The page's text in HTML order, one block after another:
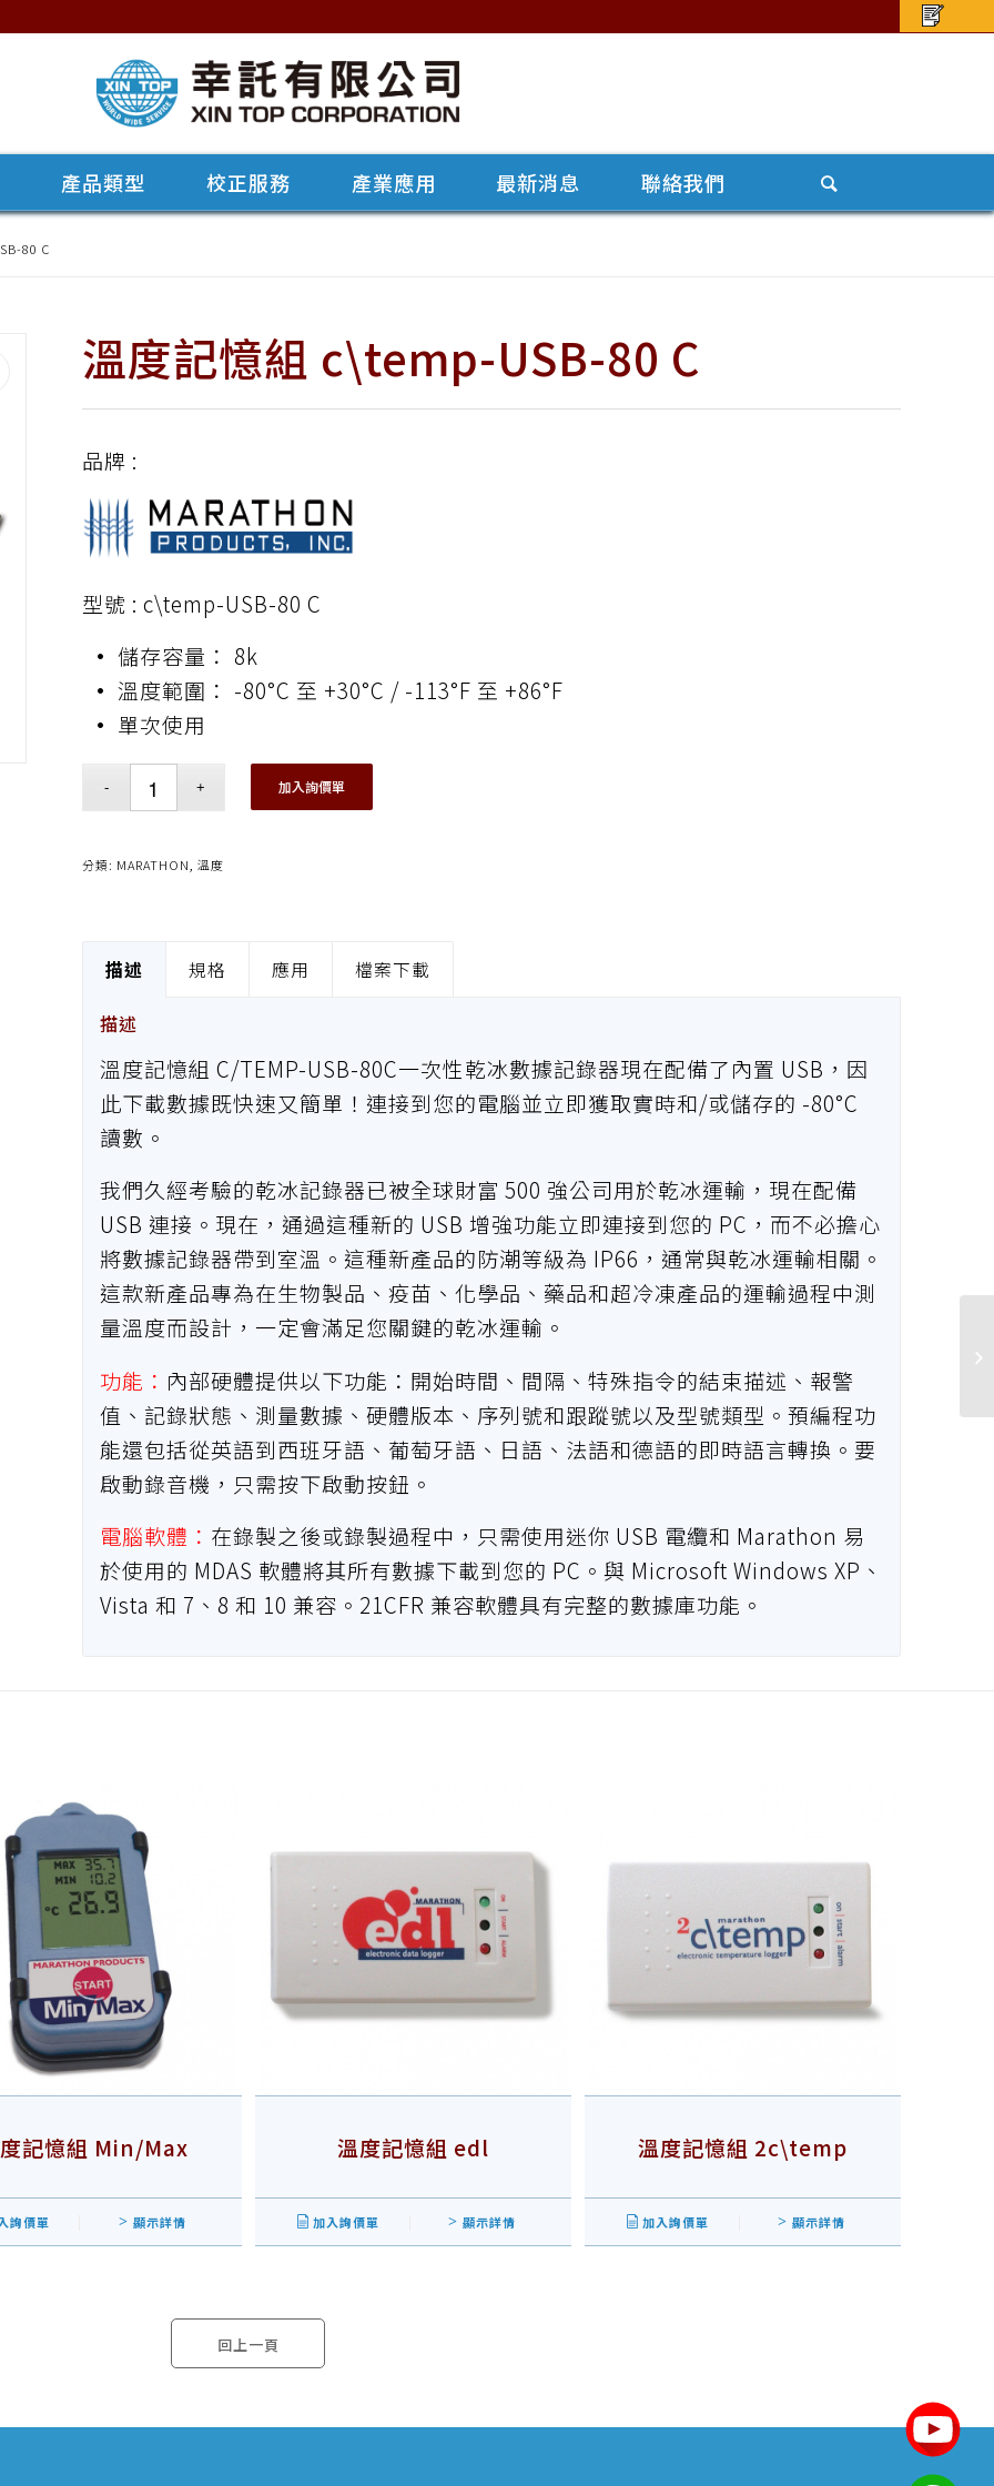
產品類型 校正服務 產業應用 最新消息 聯絡我們
80 C
溫度記憶組 c\temp-USB-80 C
品牌 :
型號 : c\temp-USB-80 C
• 儲存容量： 8k
• 溫度範圍： -80°C 至 +30°C / -113°F 至 +86°F
• 單次使用
加入詢價單
分類: MARATHON 溫度
描述 規格 應用 檔案下載
描述
溫度記憶組 C/TEMP-USB-80C一次性乾冰數據記錄器現在配備了內置 USB，因
此下載數據既快速又簡單！連接到您的電腦並立即獲取實時和/或儲存的 -80°C
讀數。
我們久經考驗的乾冰記錄器已被全球財富 500 強公司用於乾冰運輸，現在配備
USB 連接。現在，通過這種新的 USB 增強功能立即連接到您的 PC，而不必擔心
將數據記錄器帶到室溫。這種新產品的防潮等級為 IP66，通常與乾冰運輸相關。
這款新產品專為在生物製品、疫苗、化學品、藥品和超冷凍產品的運輸過程中測
量溫度而設計，一定會滿足您關鍵的乾冰運輸。
功能： 內部硬體提供以下功能：開始時間、間隔、特殊指令的結束描述、報警
值、記錄狀態、測量數據、硬體版本、序列號和跟蹤號以及型號類型。預編程功
能還包括從英語到西班牙語、葡萄牙語、日語、法語和德語的即時語言轉換。要
啟動錄音機，只需按下啟動按鈕。
電腦軟體： 在錄製之後或錄製過程中，只需使用迷你 USB 電纜和 Marathon 易
於使用的 MDAS 軟體將其所有數據下載到您的 PC。與 Microsoft Windows XP、
Vista 和 7、8 和 10 兼容。21CFR 兼容軟體具有完整的數據庫功能。
記憶組 Min/Max
詢價單 顯示詳情
溫度記憶組 edl
加入詢價單 顯示詳情
溫度記憶組 2c\temp
加入詢價單 顯示詳情
回上一頁